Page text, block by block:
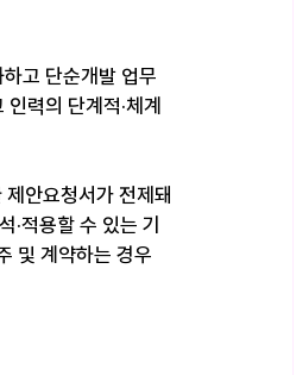
고 단순개발 업무
력의 단계적·체계
안요청서가 전제돼
적용할 수 있는 기
및 계약하는 경우